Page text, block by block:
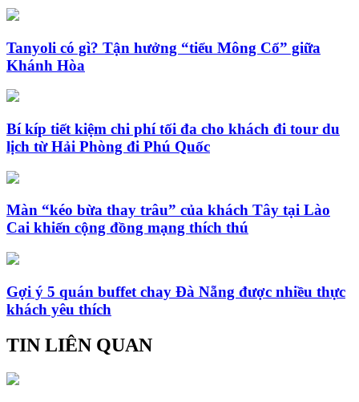
Tanyoli có gì? Tận hưởng “tiểu Mông Cổ” giữa
Khánh Hòa
Bí kíp tiết kiệm chi phí tối đa cho khách đi tour du
lịch từ Hải Phòng đi Phú Quốc
Màn “kéo bừa thay trâu” của khách Tây tại Lào
Cai khiến cộng đồng mạng thích thú
Gợi ý 5 quán buffet chay Đà Nẵng được nhiều thực
khách yêu thích
TIN LIÊN QUAN